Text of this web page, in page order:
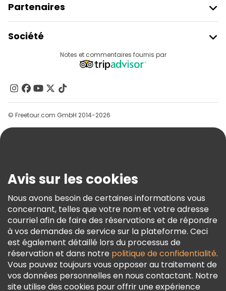
Partenaires
Connexion Du Fournisseur
Programme D’affiliation
Société
Contactez-Nous
Groupes
Aide
Conditions Générales Et Mentions Légales
Politique En Matière De Cookies
Freetour Prix
Programme De Fidélité
Notes et commentaires fournis par
© Freetour.com GmbH 2014-2026
Avis sur les cookies
Nous avons besoin de certaines informations vous
concernant, telles que votre nom et votre adresse
courriel afin de faire des réservations et de répondre
à vos demandes de service sur la plateforme. Ceci
est également détaillé lors du processus de
réservation et dans notre politique de confidentialité.
Vous pouvez toujours vous opposer au traitement de
vos données personnelles en nous contactant. Notre
site utilise des cookies pour offrir une expérience